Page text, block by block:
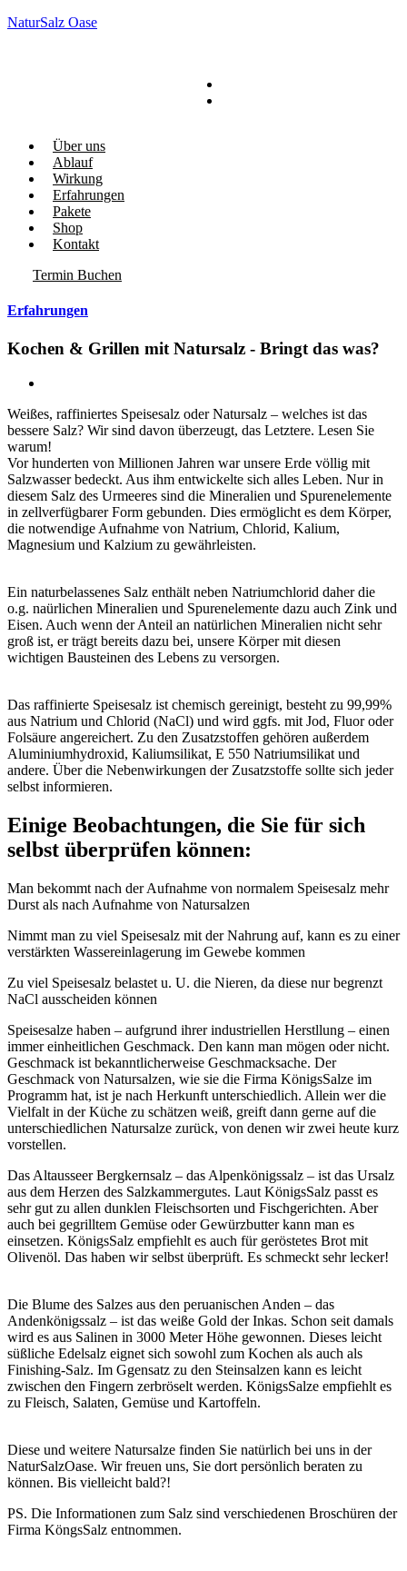
NaturSalz Oase
Über uns
Ablauf
Wirkung
Erfahrungen
Pakete
Shop
Kontakt
Termin Buchen
Erfahrungen
Kochen & Grillen mit Natursalz - Bringt das was?
Weißes, raffiniertes Speisesalz oder Natursalz – welches ist das
bessere Salz? Wir sind davon überzeugt, das Letztere. Lesen Sie
warum!
Vor hunderten von Millionen Jahren war unsere Erde völlig mit
Salzwasser bedeckt. Aus ihm entwickelte sich alles Leben. Nur in
diesem Salz des Urmeeres sind die Mineralien und Spurenelemente
in zellverfügbarer Form gebunden. Dies ermöglicht es dem Körper,
die notwendige Aufnahme von Natrium, Chlorid, Kalium,
Magnesium und Kalzium zu gewährleisten.
Ein naturbelassenes Salz enthält neben Natriumchlorid daher die
o.g. naürlichen Mineralien und Spurenelemente dazu auch Zink und
Eisen. Auch wenn der Anteil an natürlichen Mineralien nicht sehr
groß ist, er trägt bereits dazu bei, unsere Körper mit diesen
wichtigen Bausteinen des Lebens zu versorgen.
Das raffinierte Speisesalz ist chemisch gereinigt, besteht zu 99,99%
aus Natrium und Chlorid (NaCl) und wird ggfs. mit Jod, Fluor oder
Folsäure angereichert. Zu den Zusatzstoffen gehören außerdem
Aluminiumhydroxid, Kaliumsilikat, E 550 Natriumsilikat und
andere. Über die Nebenwirkungen der Zusatzstoffe sollte sich jeder
selbst informieren.
Einige Beobachtungen, die Sie für sich
selbst überprüfen können:
Man bekommt nach der Aufnahme von normalem Speisesalz mehr
Durst als nach Aufnahme von Natursalzen
Nimmt man zu viel Speisesalz mit der Nahrung auf, kann es zu einer
verstärkten Wassereinlagerung im Gewebe kommen
Zu viel Speisesalz belastet u. U. die Nieren, da diese nur begrenzt
NaCl ausscheiden können
Speisesalze haben – aufgrund ihrer industriellen Herstllung – einen
immer einheitlichen Geschmack. Den kann man mögen oder nicht.
Geschmack ist bekanntlicherweise Geschmacksache. Der
Geschmack von Natursalzen, wie sie die Firma KönigsSalze im
Programm hat, ist je nach Herkunft unterschiedlich. Allein wer die
Vielfalt in der Küche zu schätzen weiß, greift dann gerne auf die
unterschiedlichen Natursalze zurück, von denen wir zwei heute kurz
vorstellen.
Das Altausseer Bergkernsalz – das Alpenkönigssalz – ist das Ursalz
aus dem Herzen des Salzkammergutes. Laut KönigsSalz passt es
sehr gut zu allen dunklen Fleischsorten und Fischgerichten. Aber
auch bei gegrilltem Gemüse oder Gewürzbutter kann man es
einsetzen. KönigsSalz empfiehlt es auch für geröstetes Brot mit
Olivenöl. Das haben wir selbst überprüft. Es schmeckt sehr lecker!
Die Blume des Salzes aus den peruanischen Anden – das
Andenkönigssalz – ist das weiße Gold der Inkas. Schon seit damals
wird es aus Salinen in 3000 Meter Höhe gewonnen. Dieses leicht
süßliche Edelsalz eignet sich sowohl zum Kochen als auch als
Finishing-Salz. Im Ggensatz zu den Steinsalzen kann es leicht
zwischen den Fingern zerbröselt werden. KönigsSalze empfiehlt es
zu Fleisch, Salaten, Gemüse und Kartoffeln.
Diese und weitere Natursalze finden Sie natürlich bei uns in der
NaturSalzOase. Wir freuen uns, Sie dort persönlich beraten zu
können. Bis vielleicht bald?!
PS. Die Informationen zum Salz sind verschiedenen Broschüren der
Firma KöngsSalz entnommen.